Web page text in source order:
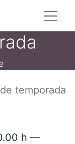
temporada
h —